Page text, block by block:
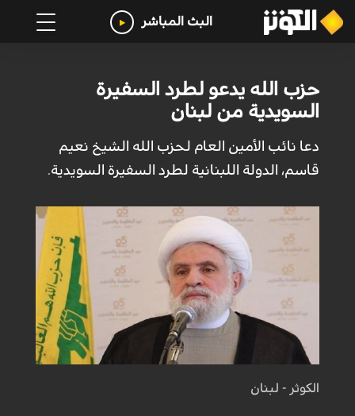
البث المباشر
حزب الله يدعو لطرد السفيرة
السويدية من لبنان
دعا نائب الأمين العام لحزب الله الشيخ نعيم
قاسم، الدولة اللبنانية لطرد السفيرة السويدية.
الكوثر - لبنان